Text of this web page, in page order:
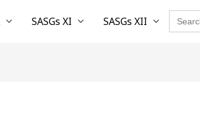
SASGs XI SASGs XII Search
for: